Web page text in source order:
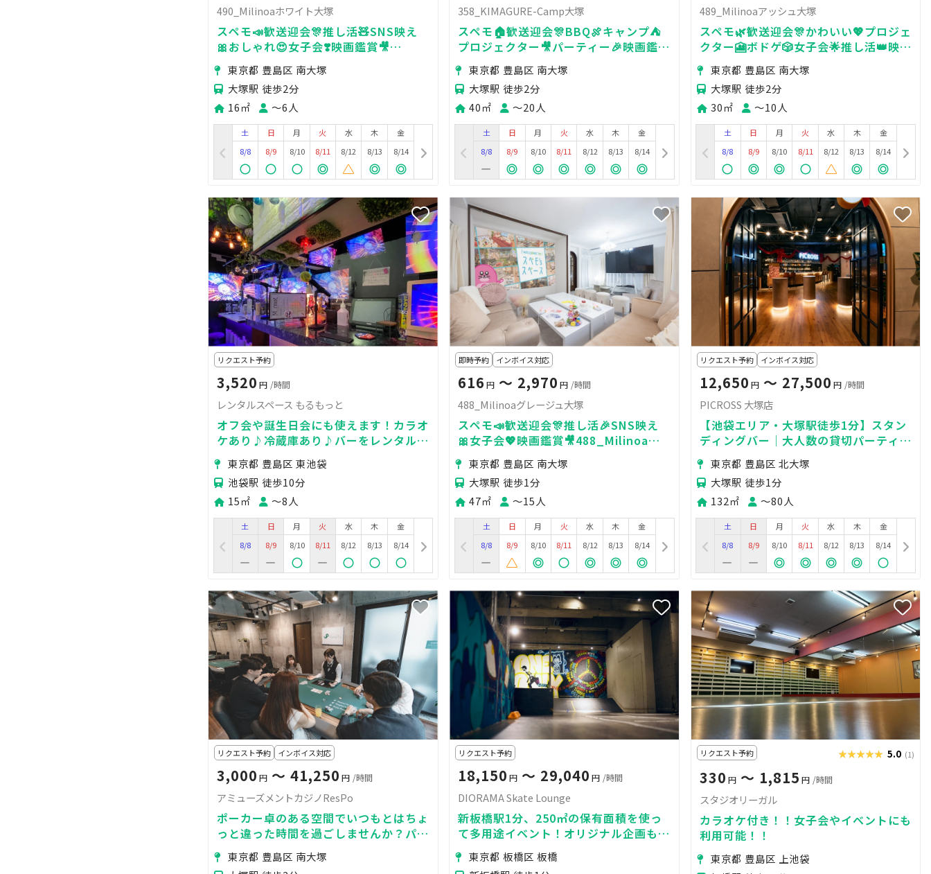
490_Milinoaホワイト大塚
スペモ📣歓送迎会🎊推し活🧸SNS映え
🎀おしゃれ😍女子会❣️映画鑑賞🎥
490_Milinoaホワイト大塚
東京都 豊島区 南大塚
大塚駅 徒歩2分
16㎡
〜6人
土
8/8
日
8/9
月
8/10
火
8/11
水
8/12
木
8/13
金
8/14
358_KIMAGURE-Camp大塚
スペモ🏠歓送迎会🎊BBQ🍖キャンプ⛺
プロジェクター🎥パーティー🎉映画鑑賞
🎞️358_KIMAGURE-Camp大塚
東京都 豊島区 南大塚
大塚駅 徒歩2分
40㎡
〜20人
土
8/8
日
8/9
月
8/10
火
8/11
水
8/12
木
8/13
金
8/14
489_Milinoaアッシュ大塚
スペモ🌿歓送迎会🎊かわいい💖プロジェ
クター🎦ボドゲ🎲女子会🌟推し活👑映画
鑑賞🎥489_Milinoaアッシュ大塚
東京都 豊島区 南大塚
大塚駅 徒歩2分
30㎡
〜10人
土
8/8
日
8/9
月
8/10
火
8/11
水
8/12
木
8/13
金
8/14
リクエスト予約
3,520 円 /時間
レンタルスペース もるもっと
オフ会や誕生日会にも使えます！カラオ
ケあり♪冷蔵庫あり♪バーをレンタルス
ペースとして使えます！！
東京都 豊島区 東池袋
池袋駅 徒歩10分
15㎡
〜8人
土
8/8
日
8/9
月
8/10
火
8/11
水
8/12
木
8/13
金
8/14
即時予約 インボイス対応
616 円 〜 2,970 円 /時間
488_Milinoaグレージュ大塚
スペモ📣歓送迎会🎊推し活🎉SNS映え
🎀女子会💖映画鑑賞🎥488_Milinoaグ
レージュ大塚
東京都 豊島区 南大塚
大塚駅 徒歩1分
47㎡
〜15人
土
8/8
日
8/9
月
8/10
火
8/11
水
8/12
木
8/13
金
8/14
リクエスト予約 インボイス対応
12,650 円〜 27,500 円 /時間
PICROSS 大塚店
【池袋エリア・大塚駅徒歩1分】スタン
ディングバー｜大人数の貸切パーティ
ー・オフ会・撮影OK
東京都 豊島区 北大塚
大塚駅 徒歩1分
132㎡
〜80人
土
8/8
日
8/9
月
8/10
火
8/11
水
8/12
木
8/13
金
8/14
リクエスト予約 インボイス対応
3,000 円 〜 41,250 円 /時間
アミューズメントカジノResPo
ポーカー卓のある空間でいつもとはちょ
っと違った時間を過ごしませんか？パー
ティー・撮影・ボードゲームに勿論ポー
カーも！
東京都 豊島区 南大塚
リクエスト予約
18,150 円 〜 29,040 円 /時間
DIORAMA Skate Lounge
新板橋駅1分、250㎡の保有面積を使っ
て多用途イベント！オリジナル企画も承
ります。
東京都 板橋区 板橋
リクエスト予約 ★★★★★
★★★★★5.0 (1)
330 円〜 1,815 円 /時間
スタジオリーガル
カラオケ付き！！女子会やイベントにも
利用可能！！
東京都 豊島区 上池袋